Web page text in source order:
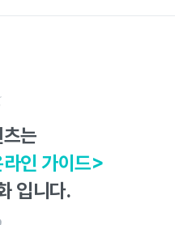
는
인 가이드>
입니다.